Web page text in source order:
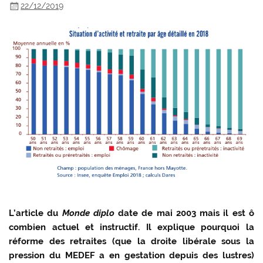
22/12/2019
L’article du Monde diplodate de mai 2003 mais il est ô
combien actuel et instructif. Il explique pourquoi la
réforme des retraites (que la droite libérale sous la
pression du MEDEF a en gestation depuis des lustres)